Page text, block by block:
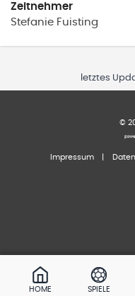
Zeitnehmer
Stefanie Fuisting
letztes
©
Impressum
HOME SPIELE